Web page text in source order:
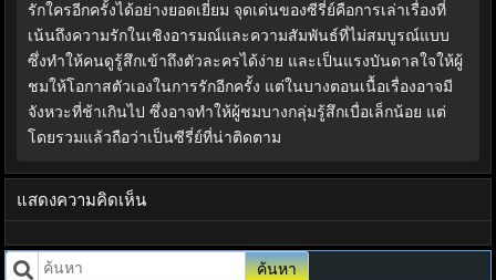
รักใครอีกครั้งได้อย่างยอดเยี่ยม จุดเด่นของซีรี่ย์คือการเล่าเรื่องที่
เน้นถึงความรักในเชิงอารมณ์และความสัมพันธ์ที่ไม่สมบูรณ์แบบ
ซึ่งทำให้คนดูรู้สึกเข้าถึงตัวละครได้ง่าย และเป็นแรงบันดาลใจให้ผู้
ชมให้โอกาสตัวเองในการรักอีกครั้ง แต่ในบางตอนเนื้อเรื่องอาจมี
จังหวะที่ช้าเกินไป ซึ่งอาจทำให้ผู้ชมบางกลุ่มรู้สึกเบื่อเล็กน้อย แต่
โดยรวมแล้วถือว่าเป็นซีรี่ย์ที่น่าติดตาม
แสดงความคิดเห็น
ค้นหา